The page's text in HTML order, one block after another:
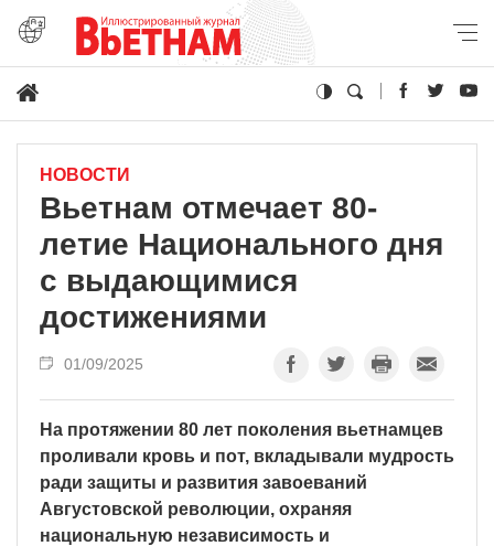
НОВОСТИ
Вьетнам отмечает 80-
летие Национального дня
с выдающимися
достижениями
01/09/2025
На протяжении 80 лет поколения вьетнамцев
проливали кровь и пот, вкладывали мудрость
ради защиты и развития завоеваний
Августовской революции, охраняя
национальную независимость и